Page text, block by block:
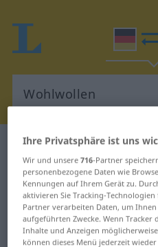
Deutsch-Niederländisch
Deutsch-
Übersetzung für
"Wohlwollen"
Ihre Privatsphäre ist uns
Wir und unsere716-Partner
personenbezogene Daten wie
Kennungen auf Ihrem Gerät zu.
aktivieren Sie Tracking-
Partner verarbeiten Daten, um
aufgeführten Zwecke. Wenn Tracker
Inhalte und Anzeigen
können dieses Menü jederzeit